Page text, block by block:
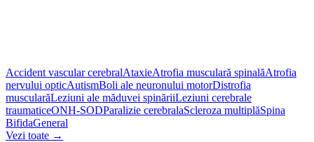
Accident vascular cerebralAtaxieAtrofia musculară spinalăAtrofia
nervului opticAutismBoli ale neuronului motorDistrofia
muscularăLeziuni ale măduvei spinăriiLeziuni cerebrale
traumaticeONH-SODParalizie cerebralaScleroza multiplăSpina
BifidaGeneral
Vezi toate →